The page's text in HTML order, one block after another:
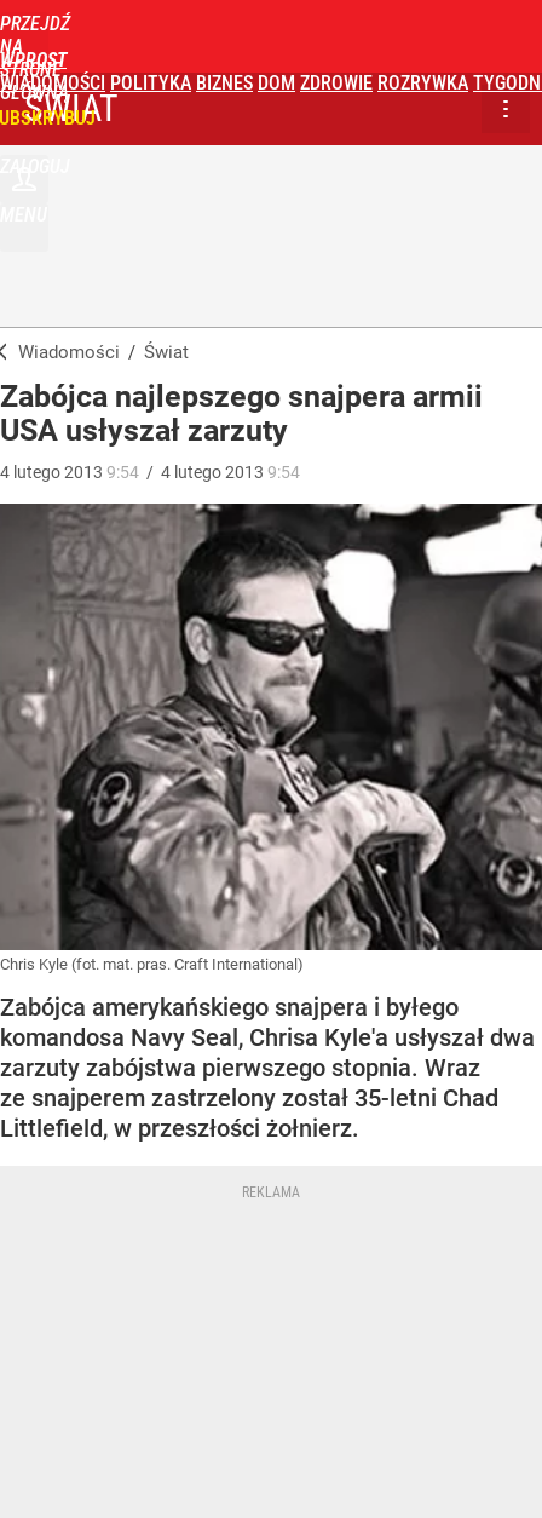
PRZEJDŹ
NA
STRONĘ
GŁÓWNĄ
WPROST
WIADOMOŚCI POLITYKA BIZNES DOM ZDROWIE ROZRYWKA
ŚWIAT
Wiadomości / Świat
Zabójca najlepszego snajpera armii
USA usłyszał zarzuty
4 lutego2013 9:54 / 4 lutego2013 9:54
Chris Kyle (fot. mat. pras. Craft International)
Zabójca amerykańskiego snajpera i byłego
komandosa Navy Seal, Chrisa Kyle'a usłyszał dwa
zarzuty zabójstwa pierwszego stopnia. Wraz
ze snajperem zastrzelony został 35-letni Chad
Littlefield, w przeszłości żołnierz.